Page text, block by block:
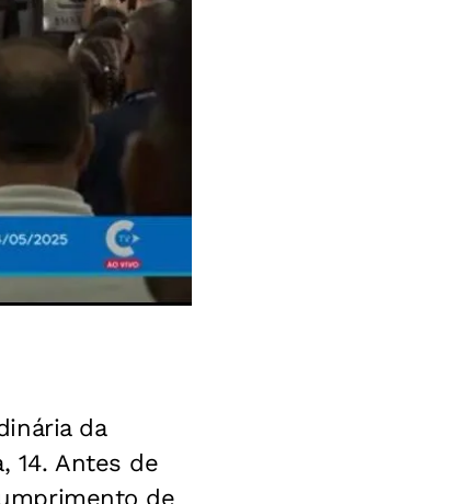
da
14. Antes de
de